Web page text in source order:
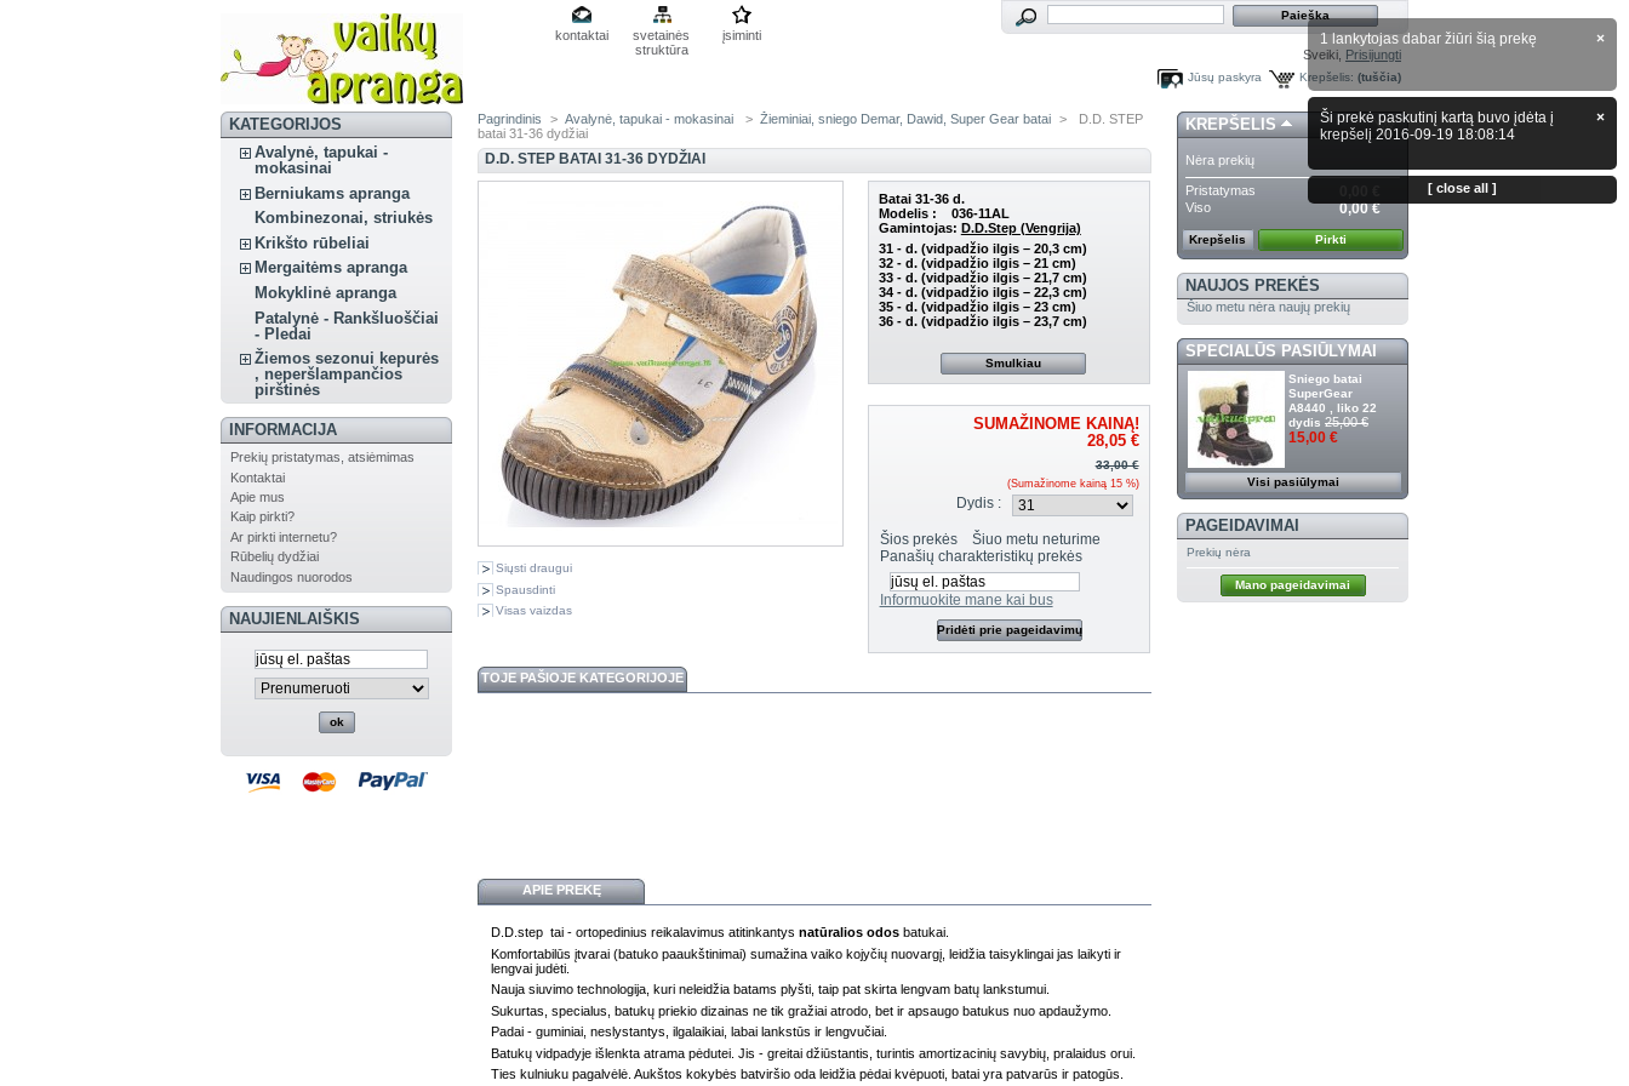
kontaktai
svetainės
struktūra
įsiminti
Sveiki, Prisijungti
Krepšelis: (tuščia)
Jūsų paskyra
KATEGORIJOS
Avalynė, tapukai -
mokasinai
Berniukams apranga
Kombinezonai, striukės
Krikšto rūbeliai
Mergaitėms apranga
Mokyklinė apranga
Patalynė - Rankšluoščiai
- Pledai
Žiemos sezonui kepurės
, neperšlampančios
pirštinės
INFORMACIJA
Prekių pristatymas, atsiėmimas
Kontaktai
Apie mus
Kaip pirkti?
Ar pirkti internetu?
Rūbelių dydžiai
Naudingos nuorodos
NAUJIENLAIŠKIS
Pagrindinis > Avalynė, tapukai - mokasinai > Žieminiai, sniego Demar, Dawid, Super Gear batai >
D.D. STEP
batai 31-36 dydžiai
D.D. STEP BATAI 31-36 DYDŽIAI
Siųsti draugui
Spausdinti
Visas vaizdas
Batai 31-36 d.
Modelis :
036-11AL
Gamintojas: D.D.Step (Vengrija)
31 - d. (vidpadžio ilgis – 20,3 cm)
32 - d. (vidpadžio ilgis – 21 cm)
33 - d. (vidpadžio ilgis – 21,7 cm)
34 - d. (vidpadžio ilgis – 22,3 cm)
35 - d. (vidpadžio ilgis – 23 cm)
36 - d. (vidpadžio ilgis – 23,7 cm)
Smulkiau
SUMAŽINOME KAINĄ!
28,05 €
33,00 €
(Sumažinome kainą 15%)
Dydis :
Šios prekės
Šiuo metu neturime
Panašių charakteristikų prekės
Informuokite mane kai bus
Pridėti prie pageidavimų
TOJE PAŠIOJE KATEGORIJOJE
APIE PREKĘ
D.D.step tai - ortopedinius reikalavimus atitinkantys natūralios odos batukai.
Komfortabilūs įtvarai (batuko paaukštinimai) sumažina vaiko kojyčių nuovargį, leidžia taisyklingai jas laikyti ir
lengvai judėti.
Nauja siuvimo technologija, kuri neleidžia batams plyšti, taip pat skirta lengvam batų lankstumui.
Sukurtas, specialus, batukų priekio dizainas ne tik gražiai atrodo, bet ir apsaugo batukus nuo apdaužymo.
Padai - guminiai, neslystantys, ilgalaikiai, labai lankstūs ir lengvučiai.
Batukų vidpadyje išlenkta atrama pėdutei. Jis - greitai džiūstantis, turintis amortizacinių savybių, pralaidus orui.
Ties kulniuku pagalvėlė. Aukštos kokybės batviršio oda leidžia pėdai kvėpuoti, batai yra patvarūs ir patogūs.
KREPŠELIS
Nėra prekių
Pristatymas
Viso 0,00 €
Krepšelis Pirkti
NAUJOS PREKĖS
Šiuo metu nėra naujų prekių
SPECIALŪS PASIŪLYMAI
Sniego batai
SuperGear
A8440 , liko 22
dydis 25,00 €
15,00 €
Visi pasiūlymai
PAGEIDAVIMAI
Prekių nėra
Mano pageidavimai
×
1 lankytojas dabar žiūri šią prekę
×
Ši prekė paskutinį kartą buvo įdėta į
krepšelį 2016-09-19 18:08:14
[ close all ]